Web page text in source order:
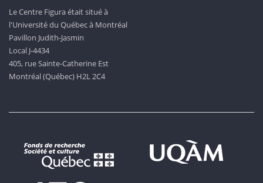
Le Centre Figura était situé à
l'Université du Québec à Montréal
Pavillon Judith-Jasmin
Local J-4434
405, rue Sainte-Catherine Est
Montréal (Québec) H2L 2C4